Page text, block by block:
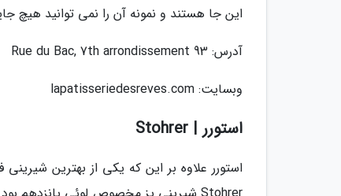
این جا هستند و نمونه آن را نمی توانید هیچ
آدرس: 93 Rue du Bac, 7th arrondissement
وبسایت: lapatisseriedesreves.com
استورر | Stohrer